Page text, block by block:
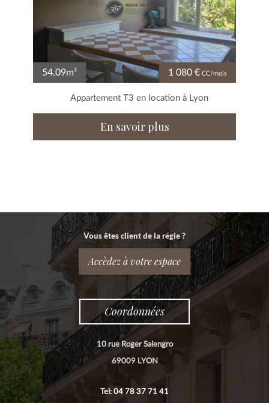
54.09m² 1 080 € CC/mois
Appartement T3 en location à Lyon
En savoir plus
Vous êtes client de la régie ?
Accèdez à votre espace
Coordonnées
10 rue Roger Salengro
69009 LYON
Tel: 04 78 37 71 41